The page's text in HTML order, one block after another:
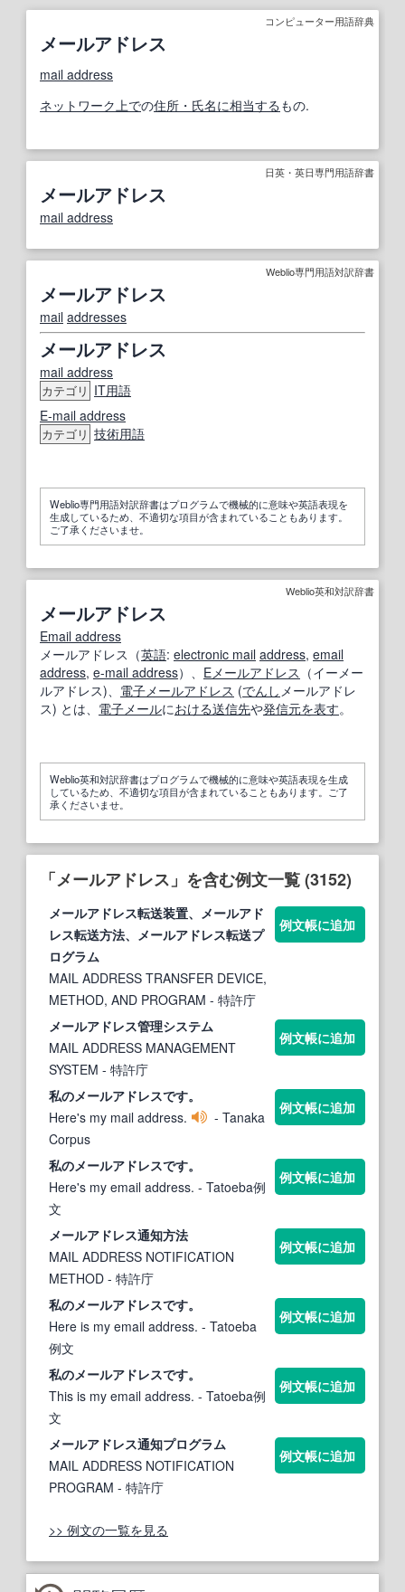
コンピューター用語辞典
メールアドレス
mail address
ネットワーク 上での住所・氏名に相当する もの.
日英・英日専門用語辞書
メールアドレス
mail address
Weblio専門用語対訳辞書
メールアドレス
mail addresses
メールアドレス
mail address
カテゴリ IT用語
E-mail address
カテゴリ 技術用語
Weblio専門用語対訳辞書はプログラムで機械的に意味や英語表現を
生成しているため、不適切な項目が含まれていることもあります。
ご了承くださいませ。
Weblio英和対訳辞書
メールアドレス
Email address
メールアドレス（英語: electronic mail address, email
address, e-mail address）、 Eメールアドレス （イーメー
ルアドレス)、 電子メールアドレス (でんし メールアドレ
ス) とは、 電子メールにおける送信先や発信元を表す。
Weblio英和対訳辞書はプログラムで機械的に意味や英語表現を生成
しているため、不適切な項目が含まれていることもあります。ご了
承くださいませ。
「メールアドレス」を含む例文一覧 (3152)
メールアドレス転送装置、
メールアド
レス転送方法、 メールアドレス転送プ
ログラム
MAIL ADDRESS TRANSFER DEVICE,
METHOD, AND PROGRAM - 特許庁
例文帳に追加
メールアドレス管理システム
MAIL ADDRESS MANAGEMENT
SYSTEM - 特許庁
例文帳に追加
私のメールアドレスです。
Here's my mail address.
- Tanaka
Corpus
例文帳に追加
私のメールアドレスです。
Here's my email address. - Tatoeba例
文
例文帳に追加
メールアドレス通知方法
MAIL ADDRESS NOTIFICATION
METHOD - 特許庁
例文帳に追加
私のメールアドレスです。
Here is my email address. - Tatoeba
例文
例文帳に追加
私のメールアドレスです。
This is my email address. - Tatoeba例
文
例文帳に追加
メールアドレス通知プログラム
MAIL ADDRESS NOTIFICATION
PROGRAM - 特許庁
例文帳に追加
>> 例文の一覧を見る